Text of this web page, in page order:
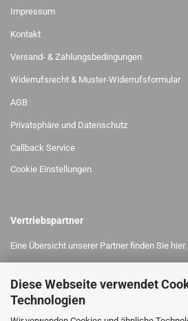
Diese Webseite verwendet
Technologien
Impressum
Kontakt
Versand- & Zahlungsbedingungen
Widerrufsrecht & Muster-Widerrufsformular
AGB
Privatsphäre und Datenschutz
Callback Service
Cookie Einstellungen
Vertriebspartner
Eine Übersicht unserer Partner finden Sie hier.
MEHR ÜBER,..
Uns